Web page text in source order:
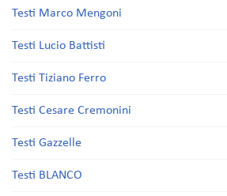
Testi Marco Mengoni
Testi Lucio Battisti
Testi Tiziano Ferro
Testi Cesare Cremonini
Testi Gazzelle
Testi BLANCO